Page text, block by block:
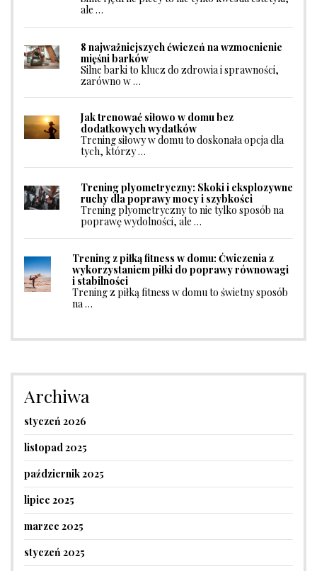
ale …
8 najważniejszych ćwiczeń na wzmocnienie
mięśni barków
Silne barki to klucz do zdrowia i sprawności,
zarówno w …
Jak trenować siłowo w domu bez
dodatkowych wydatków
Trening siłowy w domu to doskonała opcja dla
tych, którzy …
Trening plyometryczny: Skoki i eksplozywne
ruchy dla poprawy mocy i szybkości
Trening plyometryczny to nie tylko sposób na
poprawę wydolności, ale …
Trening z piłką fitness w domu: Ćwiczenia z
wykorzystaniem piłki do poprawy równowagi
i stabilności
Trening z piłką fitness w domu to świetny sposób
na …
Archiwa
styczeń 2026
listopad 2025
październik 2025
lipiec 2025
marzec 2025
styczeń 2025